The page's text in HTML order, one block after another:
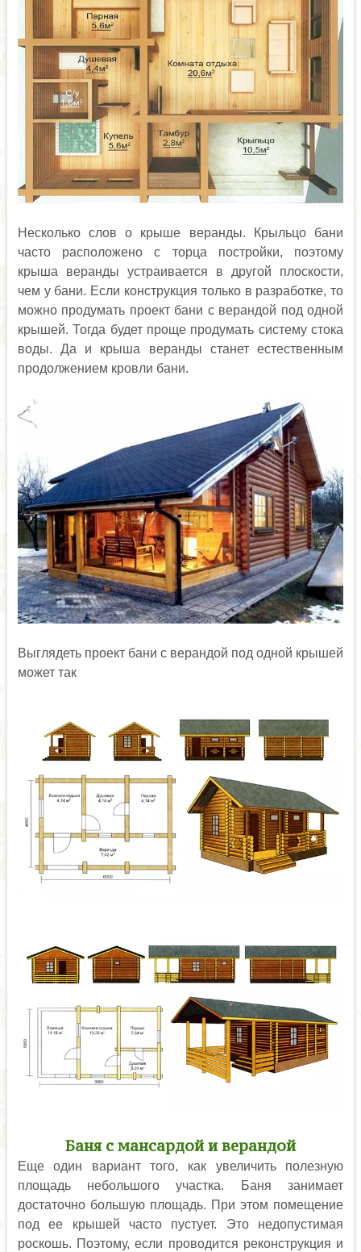
Несколько слов о крыше веранды. Крыльцо бани
часто расположено с торца постройки, поэтому
крыша веранды устраивается в другой плоскости,
чем у бани. Если конструкция только в разработке, то
можно продумать проект бани с верандой под одной
крышей. Тогда будет проще продумать систему стока
воды. Да и крыша веранды станет естественным
продолжением кровли бани.
Выглядеть проект бани с верандой под одной крышей
может так
Баня с мансардой и верандой
Еще один вариант того, как увеличить полезную
площадь небольшого участка. Баня занимает
достаточно большую площадь. При этом помещение
под ее крышей часто пустует. Это недопустимая
роскошь. Поэтому, если проводится реконструкция и